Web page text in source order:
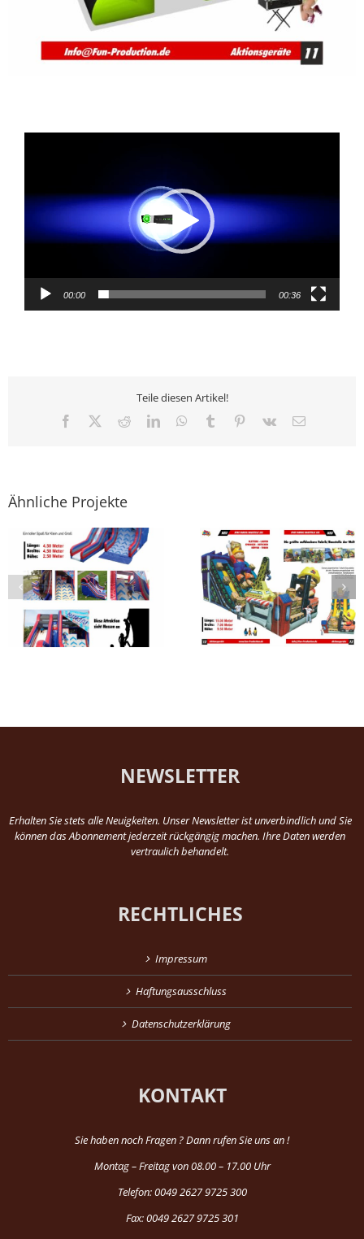
00:00 00:36
Teile diesen Artikel!
Facebook RedditLinkedInWhatsApp
Tumblr Pinterest
Vk
E-
Ähnliche Projekte
Spaßfabrik / Baustelle
XXL
Minions®
XXL
NEWSLETTER
Erhalten Sie stets alle Neuigkeiten. Unser Newsletter ist unverbindlich und Sie
können das Abonnement jederzeit rückgängig machen. Ihre Daten werden
vertraulich behandelt.
RECHTLICHES
Impressum
Haftungsausschluss
Datenschutzerklärung
KONTAKT
Sie haben noch Fragen ? Dann rufen Sie uns an !
Montag – Freitag von 08.00 – 17.00 Uhr
Telefon: 0049 2627 9725 300
Fax: 0049 2627 9725 301